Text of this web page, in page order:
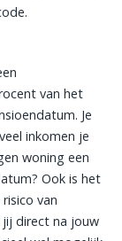
van het
Je
inkomen je
woning een
Ook is het
van
jij direct na jouw